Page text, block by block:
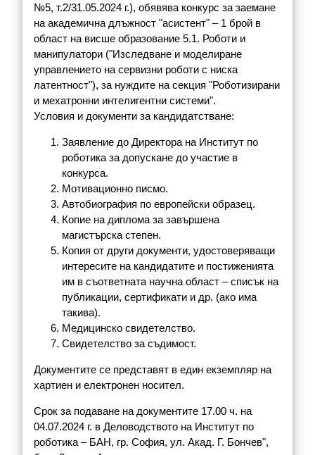
№5, т.2/31.05.2024 г.), обявява конкурс за заемане
на академична длъжност "асистент" – 1 брой в
област на висше образование 5.1. Роботи и
манипулатори ("Изследване и моделиране
управлението на сервизни роботи с ниска
латентност"), за нуждите на секция "Роботизирани
и мехатронни интелигентни системи".
Условия и документи за кандидатстване:
Заявление до Директора на Институт по
роботика за допускане до участие в
конкурса.
Мотивационно писмо.
Автобиография по европейски образец.
Копие на диплома за завършена
магистърска степен.
Копия от други документи, удостоверяващи
интересите на кандидатите и постиженията
им в съответната научна област – списък на
публикации, сертификати и др. (ако има
такива).
Медицинско свидетелство.
Свидетелство за съдимост.
Документите се представят в един екземпляр на
хартиен и електронен носител.
Срок за подаване на документите 17.00 ч. на
04.07.2024 г. в Деловодството на Институт по
роботика – БАН, гр. София, ул. Акад. Г. Бончев",